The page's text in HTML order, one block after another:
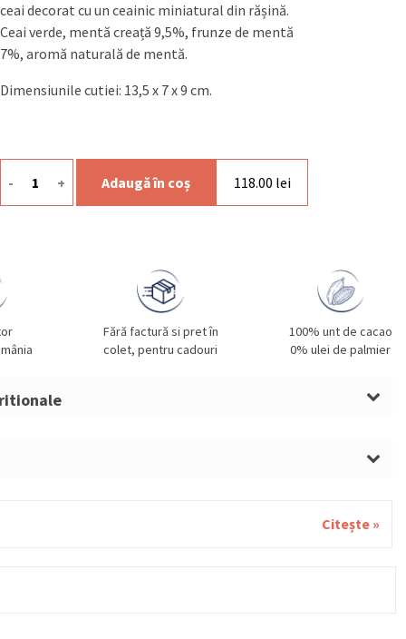
la
clienți
ceai decorat cu un ceainic miniatural din rășină.
Ceai verde, mentă creață 9,5%, frunze de mentă
7%, aromă naturală de mentă.
Dimensiunile cutiei: 13,5 x 7 x 9 cm.
Cantitate Ceai La Menthe 50g & Infuzor
- + Adaugă în coș 118.00 lei
Fără factură si pret în
colet, pentru cadouri
100% unt de cacao
0% ulei de palmier
Citește »